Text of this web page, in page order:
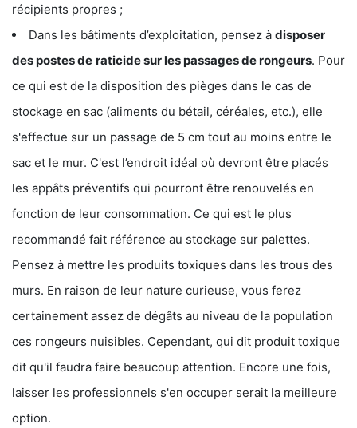
récipients propres ;
Dans les bâtiments d’exploitation, pensez à disposer
des postes de raticide sur les passages de rongeurs. Pour
ce qui est de la disposition des pièges dans le cas de
stockage en sac (aliments du bétail, céréales, etc.), elle
s'effectue sur un passage de 5 cm tout au moins entre le
sac et le mur. C'est l’endroit idéal où devront être placés
les appâts préventifs qui pourront être renouvelés en
fonction de leur consommation. Ce qui est le plus
recommandé fait référence au stockage sur palettes.
Pensez à mettre les produits toxiques dans les trous des
murs. En raison de leur nature curieuse, vous ferez
certainement assez de dégâts au niveau de la population
ces rongeurs nuisibles. Cependant, qui dit produit toxique
dit qu'il faudra faire beaucoup attention. Encore une fois,
laisser les professionnels s'en occuper serait la meilleure
option.